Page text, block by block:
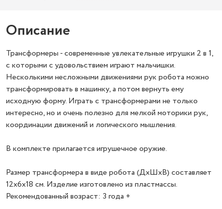
Описание
Трансформеры - современные увлекательные игрушки 2 в 1,
с которыми с удовольствием играют мальчишки.
Несколькими несложными движениями рук робота можно
трансформировать в машинку, а потом вернуть ему
исходную форму. Играть с трансформерами не только
интересно, но и очень полезно для мелкой моторики рук,
координации движений и логического мышления.
В комплекте прилагается игрушечное оружие.
Размер трансформера в виде робота (ДхШхВ) составляет
12х6х18 см. Изделие изготовлено из пластмассы.
Рекомендованный возраст: 3 года +